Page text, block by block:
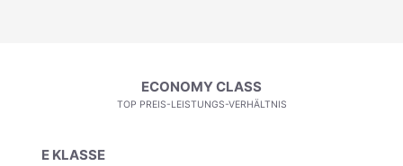
ECONOMY CLASS
TOP PREIS-LEISTUNGS-VERHÄLTNIS
E KLASSE